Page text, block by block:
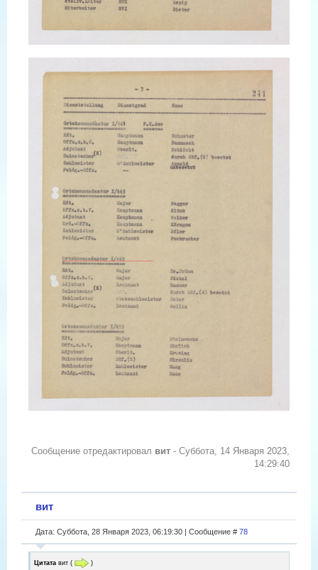
Сообщение отредактировал вит - Суббота, 14 Января 2023,
14:29:40
вит
Дата: Суббота, 28 Января 2023, 06:19:30 | Сообщение # 78
Цитата вит ( )